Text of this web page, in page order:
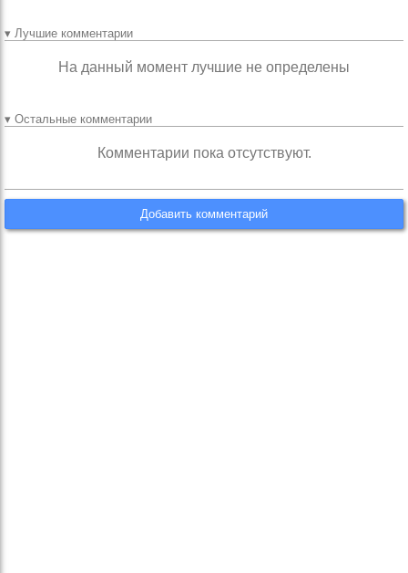
▾ Лучшие комментарии
На данный момент лучшие не определены
▾ Остальные комментарии
Комментарии пока отсутствуют.
Добавить комментарий